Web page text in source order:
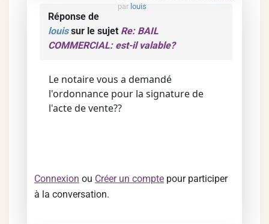
par louis
Réponse de
louissur le sujet Re: BAIL
COMMERCIAL: est-il valable?
Le notaire vous a demandé
l'ordonnance pour la signature de
l'acte de vente??
Connexion ou Créer un compte pour participer
à la conversation.